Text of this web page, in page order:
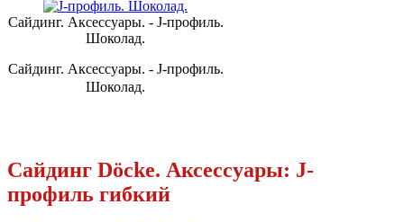
Сайдинг. Аксессуары. - J-профиль.
Шоколад.
Сайдинг. Аксессуары. - J-профиль.
Шоколад.
Сайдинг Döcke. Аксессуары: J-
профиль гибкий